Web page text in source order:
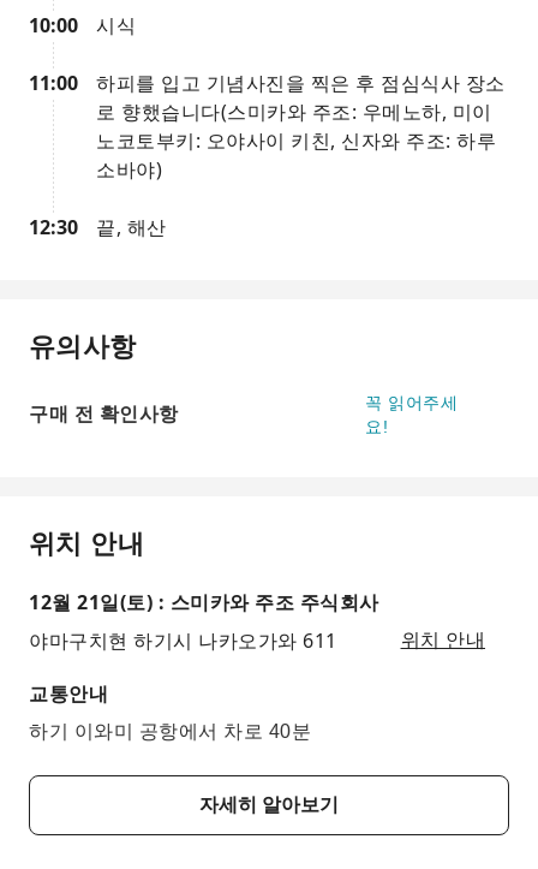
10:00 시식
11:00
하피를 입고 기념사진을 찍은 후 점심식사 장소
로 향했습니다(스미카와 주조: 우메노하, 미이
노코토부키: 오야사이 키친, 신자와 주조: 하루
소바야)
12:30 끝, 해산
유의사항
구매 전 확인사항
꼭 읽어주세
요!
위치 안내
12월 21일(토) : 스미카와 주조 주식회사
야마구치현 하기시 나카오가와 611
위치 안내
교통안내
하기 이와미 공항에서 차로 40분
자세히 알아보기